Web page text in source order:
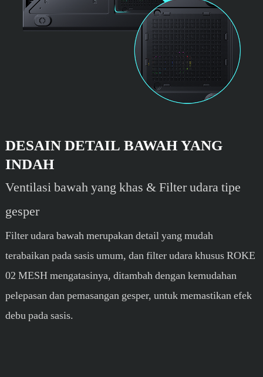
DESAIN DETAIL BAWAH YANG
INDAH
Ventilasi bawah yang khas & Filter udara tipe
gesper
Filter udara bawah merupakan detail yang mudah
terabaikan pada sasis umum, dan filter udara khusus ROKE
02 MESH mengatasinya, ditambah dengan kemudahan
pelepasan dan pemasangan gesper, untuk memastikan efek
debu pada sasis.